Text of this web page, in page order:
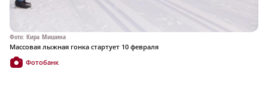
Фото: Кира Мишина
Массовая лыжная гонка стартует 10 февраля
Фотобанк